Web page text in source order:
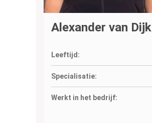
Alexander van Dijk
Leeftijd:
Specialisatie:
Werkt in het bedrijf: